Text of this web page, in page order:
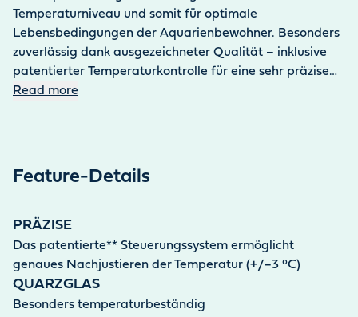
Temperaturniveau und somit für optimale
Lebensbedingungen der Aquarienbewohner. Besonders
zuverlässig dank ausgezeichneter Qualität – inklusive
patentierter Temperaturkontrolle für eine sehr präzise
Einstellung (+/- 3°C).
Read more
Feature-Details
PRÄZISE
Das patentierte** Steuerungssystem ermöglicht
genaues Nachjustieren der Temperatur (+/–3 °C)
QUARZGLAS
Besonders temperaturbeständig